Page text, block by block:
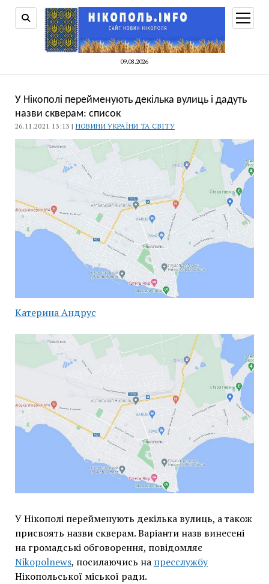
09.08.2026
меню
У Нікополі перейменують декілька вулиць і дадуть
назви скверам: список
26.11.2021 13:13 | НОВИНИ УКРАЇНИ ТА СВІТУ
Катерина Андрус
У Нікополі перейменують декілька вулиць, а також
присвоять назви скверам. Варіанти назв винесені
на громадські обговорення, повідомляє
Nikopolnews, посилаючись на пресслужбу
Нікопольської міської ради.